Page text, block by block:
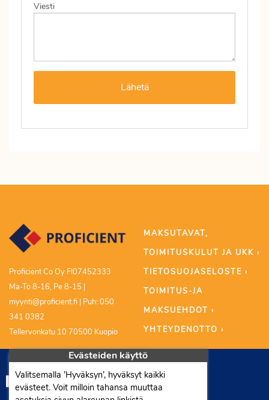
Viesti
Proficient Co Oy FI07452333
Ma-To 8-16, Pe 8-15 |
myynti@proficient.fi | Puh: 050
341 0382
Tellervonkatu 10 70500 Kuopio
MAKSUTAVAT,
TOIMITUSKULUT JA UKK ›
TIETOSUOJASELOSTE ›
TOIMITUS-JA
MAKSUEHDOT ›
YHTEYDENOTTO ›
Evästeiden käyttö
Valitsemalla ’Hyväksyn’, hyväksyt kaikki
evästeet. Voit milloin tahansa muuttaa